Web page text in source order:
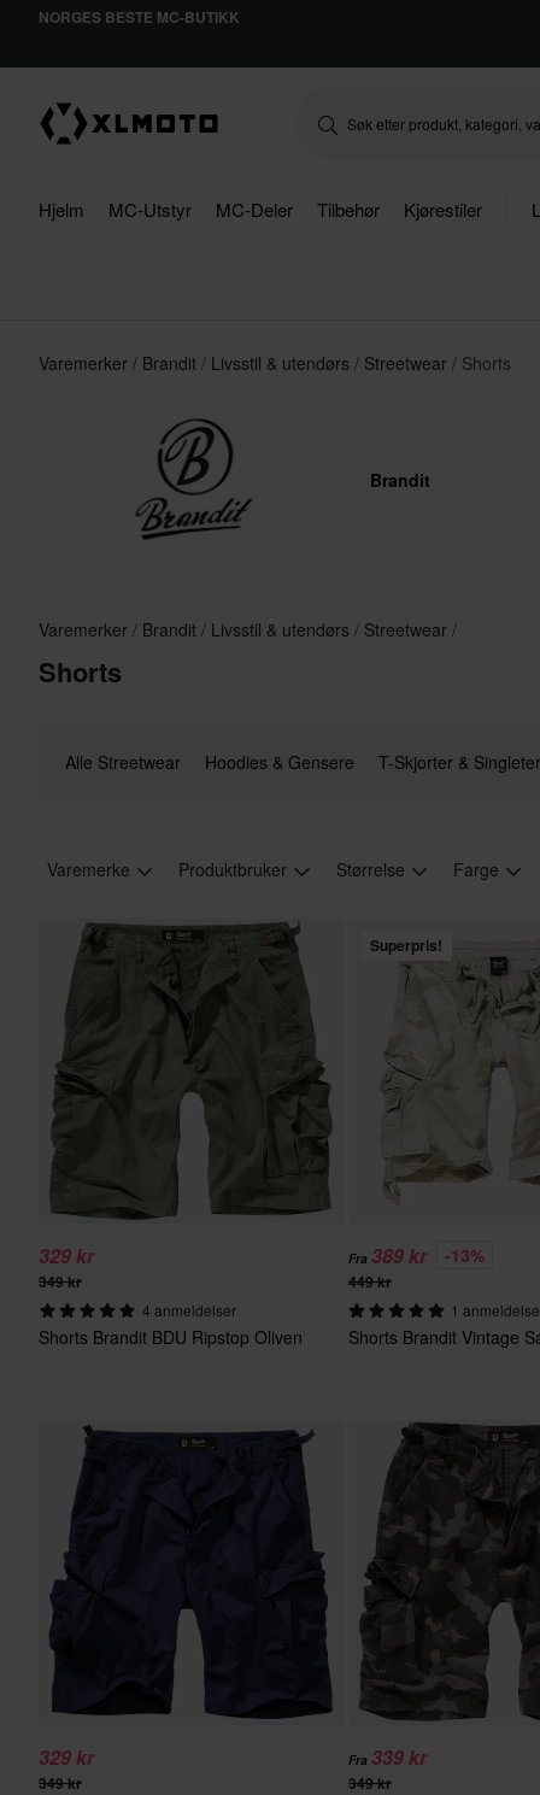
NORGES BESTE MC-BUTIKK
Hjelm MC-Utstyr MC-Deler Tilbehør Kjørestiler
Varemerker Brandit Livsstil & utendørs Streetwear Shorts
Brandit
Varemerker Brandit Livsstil & utendørs Streetwear
Shorts
Alle Streetwear Hoodies & Gensere T-Skjorter & Singleter
Varemerke Produktbruker Størrelse Farge
329 kr
349 kr
4 anmeldelser
Shorts Brandit BDU Ripstop Oliven
Superpris!
Fra 389 kr -13%
449 kr
1
Shorts Brandit Vintage
329 kr
349 kr
Fra 339 kr
349 kr